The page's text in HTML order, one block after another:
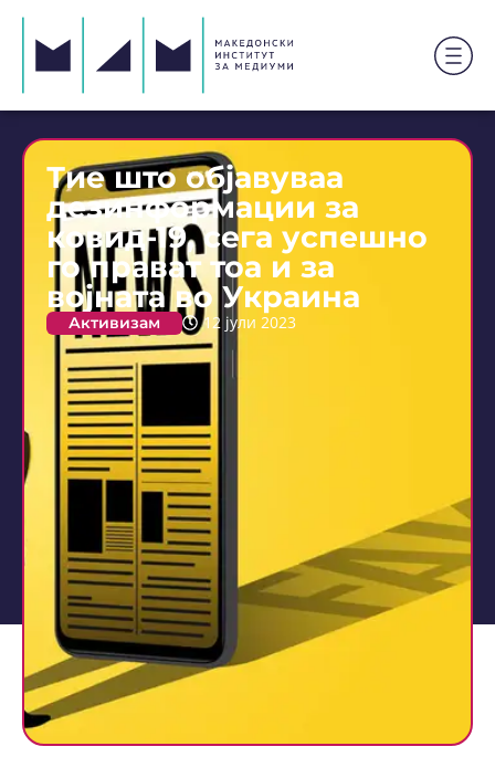
Тие што објавуваа
дезинформации за
ковид-19, сега успешно
го прават тоа и за
војната во Украина
Активизам 12 јули 2023